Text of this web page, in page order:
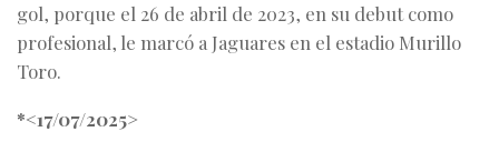
gol, porque el 26 de abril de 2023, en su debut como
profesional, le marcó a Jaguares en el estadio Murillo
Toro.
*<17/07/2025>